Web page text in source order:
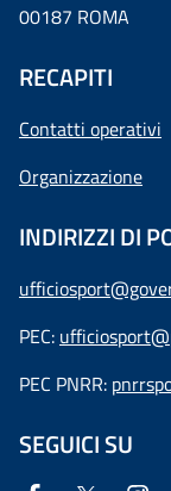
00187 ROMA
RECAPITI
Contatti operativi
Organizzazione
INDIRIZZI DI
PEC:
PEC PNRR:
SEGUICI SU